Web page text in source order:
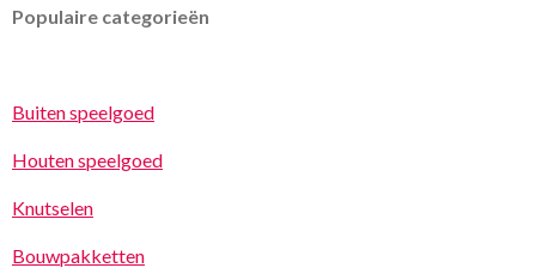
Populaire categorieën
Buiten speelgoed
Houten speelgoed
Knutselen
Bouwpakketten